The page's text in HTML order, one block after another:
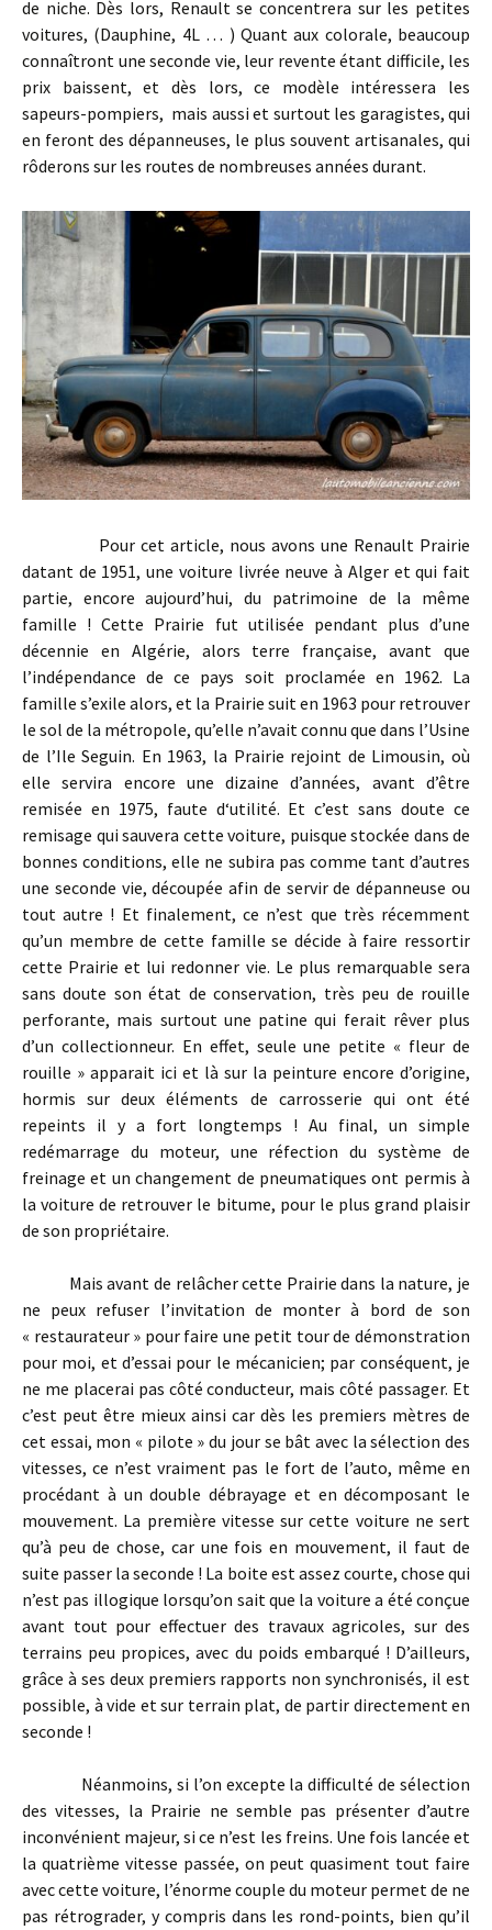
de niche. Dès lors, Renault se concentrera sur les petites
voitures, (Dauphine, 4L … ) Quant aux colorale, beaucoup
connaîtront une seconde vie, leur revente étant difficile, les
prix baissent, et dès lors, ce modèle intéressera les
sapeurs-pompiers, mais aussi et surtout les garagistes, qui
en feront des dépanneuses, le plus souvent artisanales, qui
rôderons sur les routes de nombreuses années durant.
Pour cet article, nous avons une Renault Prairie
datant de 1951, une voiture livrée neuve à Alger et qui fait
partie, encore aujourd’hui, du patrimoine de la même
famille ! Cette Prairie fut utilisée pendant plus d’une
décennie en Algérie, alors terre française, avant que
l’indépendance de ce pays soit proclamée en 1962. La
famille s’exile alors, et la Prairie suit en 1963 pour retrouver
le sol de la métropole, qu’elle n’avait connu que dans l’Usine
de l’Ile Seguin. En 1963, la Prairie rejoint de Limousin, où
elle servira encore une dizaine d’années, avant d’être
remisée en 1975, faute d‘utilité. Et c’est sans doute ce
remisage qui sauvera cette voiture, puisque stockée dans de
bonnes conditions, elle ne subira pas comme tant d’autres
une seconde vie, découpée afin de servir de dépanneuse ou
tout autre ! Et finalement, ce n’est que très récemment
qu’un membre de cette famille se décide à faire ressortir
cette Prairie et lui redonner vie. Le plus remarquable sera
sans doute son état de conservation, très peu de rouille
perforante, mais surtout une patine qui ferait rêver plus
d’un collectionneur. En effet, seule une petite « fleur de
rouille » apparait ici et là sur la peinture encore d’origine,
hormis sur deux éléments de carrosserie qui ont été
repeints il y a fort longtemps ! Au final, un simple
redémarrage du moteur, une réfection du système de
freinage et un changement de pneumatiques ont permis à
la voiture de retrouver le bitume, pour le plus grand plaisir
de son propriétaire.
Mais avant de relâcher cette Prairie dans la nature, je
ne peux refuser l’invitation de monter à bord de son
« restaurateur » pour faire une petit tour de démonstration
pour moi, et d’essai pour le mécanicien; par conséquent, je
ne me placerai pas côté conducteur, mais côté passager. Et
c’est peut être mieux ainsi car dès les premiers mètres de
cet essai, mon « pilote » du jour se bât avec la sélection des
vitesses, ce n’est vraiment pas le fort de l’auto, même en
procédant à un double débrayage et en décomposant le
mouvement. La première vitesse sur cette voiture ne sert
qu’à peu de chose, car une fois en mouvement, il faut de
suite passer la seconde ! La boite est assez courte, chose qui
n’est pas illogique lorsqu’on sait que la voiture a été conçue
avant tout pour effectuer des travaux agricoles, sur des
terrains peu propices, avec du poids embarqué ! D’ailleurs,
grâce à ses deux premiers rapports non synchronisés, il est
possible, à vide et sur terrain plat, de partir directement en
seconde !
Néanmoins, si l’on excepte la difficulté de sélection
des vitesses, la Prairie ne semble pas présenter d’autre
inconvénient majeur, si ce n’est les freins. Une fois lancée et
la quatrième vitesse passée, on peut quasiment tout faire
avec cette voiture, l’énorme couple du moteur permet de ne
pas rétrograder, y compris dans les rond-points, bien qu’il